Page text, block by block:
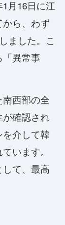
月16日に江
ら、わず
ました。こ
異常事
西部の全
確認され
介して韓
います。
て、最高